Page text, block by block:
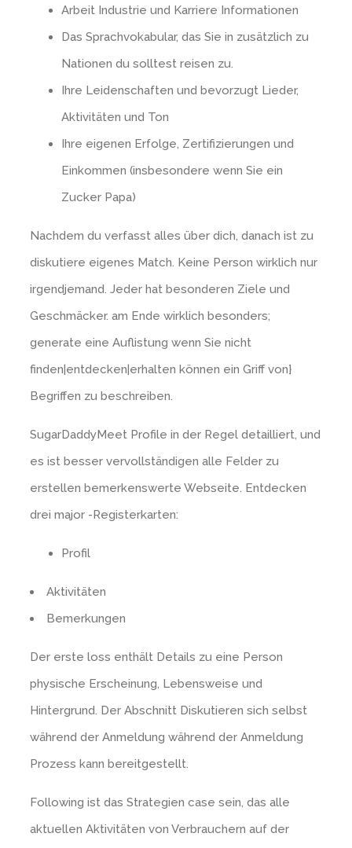
Arbeit Industrie und Karriere Informationen
Das Sprachvokabular, das Sie in zusätzlich zu
Nationen du solltest reisen zu.
Ihre Leidenschaften und bevorzugt Lieder,
Aktivitäten und Ton
Ihre eigenen Erfolge, Zertifizierungen und
Einkommen (insbesondere wenn Sie ein
Zucker Papa)
Nachdem du verfasst alles über dich, danach ist zu
diskutiere eigenes Match. Keine Person wirklich nur
irgendjemand. Jeder hat besonderen Ziele und
Geschmäcker. am Ende wirklich besonders;
generate eine Auflistung wenn Sie nicht
finden|entdecken|erhalten können ein Griff von}
Begriffen zu beschreiben.
SugarDaddyMeet Profile in der Regel detailliert, und
es ist besser vervollständigen alle Felder zu
erstellen bemerkenswerte Webseite. Entdecken
drei major -Registerkarten:
Profil
Aktivitäten
Bemerkungen
Der erste loss enthält Details zu eine Person
physische Erscheinung, Lebensweise und
Hintergrund. Der Abschnitt Diskutieren sich selbst
während der Anmeldung während der Anmeldung
Prozess kann bereitgestellt.
Following ist das Strategien case sein, das alle
aktuellen Aktivitäten von Verbrauchern auf der